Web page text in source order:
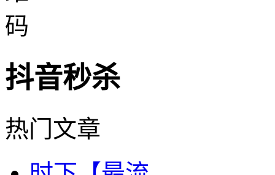
抖音秒杀
热门文章